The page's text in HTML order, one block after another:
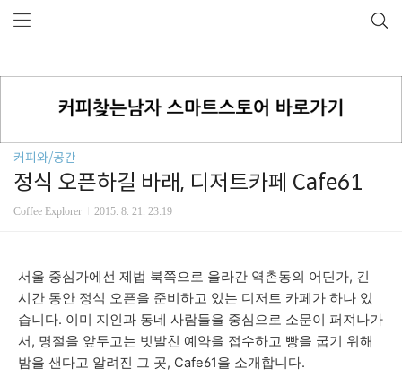
커피와/공간
정식 오픈하길 바래, 디저트카페 Cafe61
Coffee Explorer 2015. 8. 21. 23:19
서울 중심가에선 제법 북쪽으로 올라간 역촌동의 어딘가, 긴
시간 동안 정식 오픈을 준비하고 있는 디저트 카페가 하나 있
습니다. 이미 지인과 동네 사람들을 중심으로 소문이 퍼져나가
서, 명절을 앞두고는 빗발친 예약을 접수하고 빵을 굽기 위해
밤을 샌다고 알려진 그 곳, Cafe61을 소개합니다.